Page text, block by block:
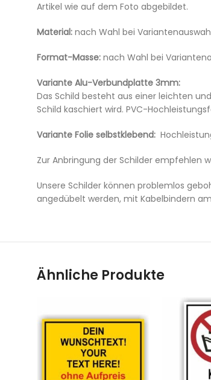
Artikel wie auf dem Foto abgebildet.
Material: nach Wahl bei
Format-Masse: nach Wahl bei
Variante Alu-Verbundplatte 3mm:
Das Schild besteht aus einer leichten
Schild kaschiert wird. PVC-
Variante Folie selbstklebend:
Zur Anbringung der Schilder empfehlen
Unsere Schilder können problemlos
angedübelt werden, mit Kabelbindern
Ähnliche Produkte